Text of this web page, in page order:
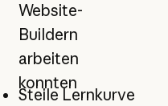
Website-
Buildern
arbeiten
konnten
Steile Lernkurve